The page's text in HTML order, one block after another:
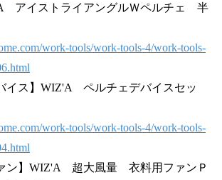
アイストライアングルＷペルチェ 半
work-tools/work-tools-4/work-tools-
イス】WIZ'A ペルチェデバイスセッ
work-tools/work-tools-4/work-tools-
ン】WIZ'A 超大風量 衣料用ファンＰ